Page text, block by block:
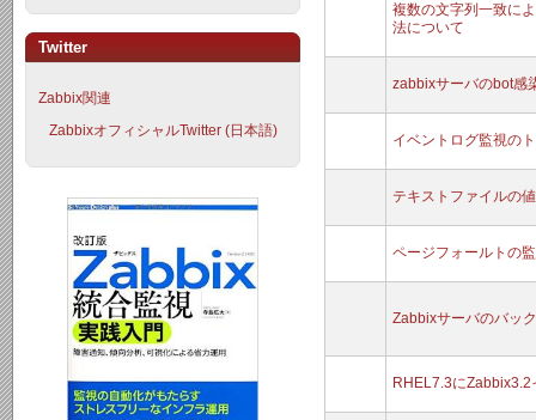
複数の文字列一致に
法について
zabbixサーバのbot感
イベントログ監視の
テキストファイルの
ページフォールトの
Zabbixサーバのバッ
RHEL7.3に
Twitter
Zabbix関連
ZabbixオフィシャルTwitter (日本語)